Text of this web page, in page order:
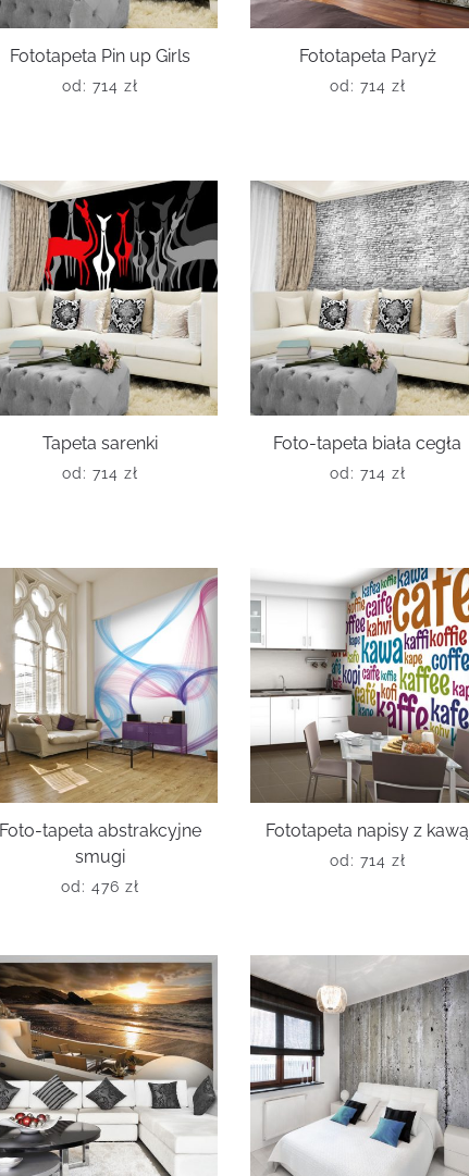
Fototapeta Pin up Girls
od: 714 zł
Fototapeta Paryż
od: 714 zł
Tapeta sarenki
od: 714 zł
Foto-tapeta biała cegła
od: 714 zł
Foto-tapeta abstrakcyjne
smugi
od: 476 zł
Fototapeta napisy z kawą
od: 714 zł